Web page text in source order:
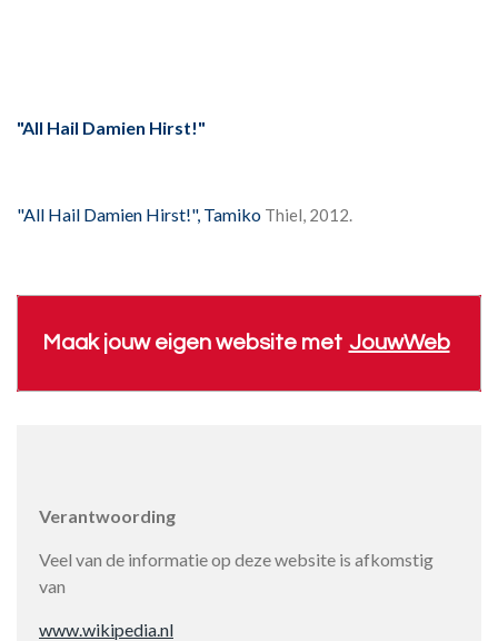
"All Hail Damien Hirst!"
"All Hail Damien Hirst!", Tamiko Thiel, 2012.
Maak jouw eigen website met JouwWeb
Verantwoording
Veel van de informatie op deze website is afkomstig
van
www.wikipedia.nl